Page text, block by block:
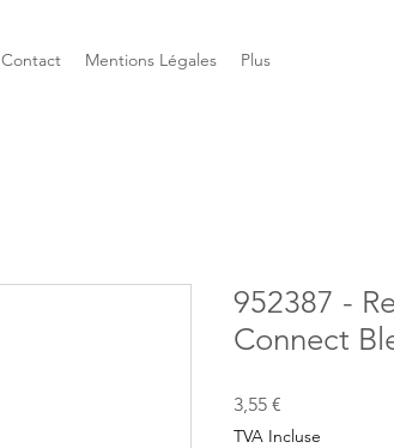
Contact Mentions Légales Plus
952387 -
Connect
3,55 €
TVA Incluse